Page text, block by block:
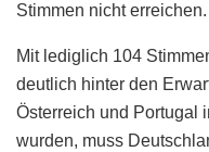
Stimmen nicht erreichen.
Mit lediglich 104
deutlich hinter den
Österreich und Portugal
wurden, muss